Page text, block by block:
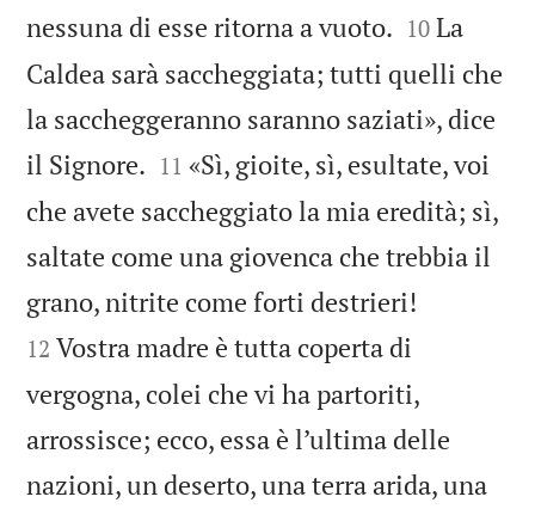
nessuna di esse ritorna a vuoto. 

10 La
Caldea sarà saccheggiata; tutti quelli che
la saccheggeranno saranno saziati», dice
il Signore. 

11 «Sì, gioite, sì, esultate, voi
che avete saccheggiato la mia eredità; sì,
saltate come una giovenca che trebbia il
grano, nitrite come forti destrieri!
12 Vostra madre è tutta coperta di
vergogna, colei che vi ha partoriti,
arrossisce; ecco, essa è l’ultima delle
nazioni, un deserto, una terra arida, una